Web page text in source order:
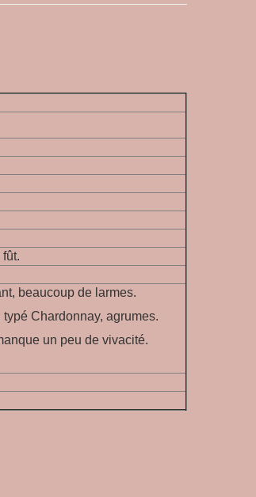
beaucoup de larmes.
Chardonnay, agrumes.
un peu de vivacité.